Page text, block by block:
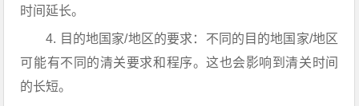
时间延长。
4. 目的地国家/地区的要求：不同的目的地国家/地区
可能有不同的清关要求和程序。这也会影响到清关时间
的长短。